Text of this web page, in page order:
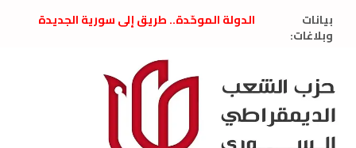
بيانات
وبلاغات:
الدولة الموحّدة.. طريق إلى سورية الجديدة
العام السابق لحزب الاتحاد الاشتراكي العربي
الديمقراطي
بلاغ صادر عن اجتماع اللجنة المركزية نيسان
2026
الحرب الأمريكية الإسرائيلية على نظام الملالي